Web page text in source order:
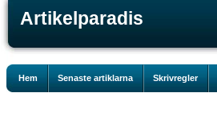
Artikelparadis
Hem Senaste artiklarna Skrivregler